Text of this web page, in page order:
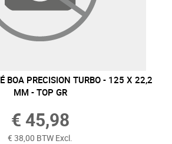
BOA PRECISION TURBO - 125 X 22,2
MM - TOP GR
€ 45,98
€ 38,00 BTW Excl.